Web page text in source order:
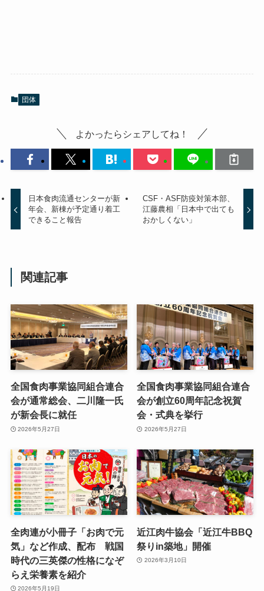
団体
よかったらシェアしてね！
日本食肉流通センターが新
年会、新棟が予定通り着工
できること報告
CSF・ASF防疫対策本部、
江藤農相「日本中で出ても
おかしくない」
関連記事
全国食肉事業協同組合連合
会が通常総会、二川隆一氏
が新会長に就任
2026年5月27日
全国食肉事業協同組合連合
会が創立60周年記念祝賀
会・式典を挙行
2026年5月27日
全肉連が小冊子「お肉で元
気」など作成、配布 戦国
時代の三英傑の性格になぞ
らえ栄養素を紹介
2026年5月19日
近江肉牛協会「近江牛BBQ
祭りin築地」開催
2026年3月10日